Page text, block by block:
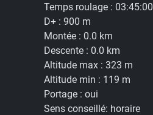
Temps roulage : 03:45:00
D+ : 900 m
Montée : 0.0 km
Descente : 0.0 km
Altitude max : 323 m
Altitude min : 119 m
Portage : oui
Sens conseillé: horaire